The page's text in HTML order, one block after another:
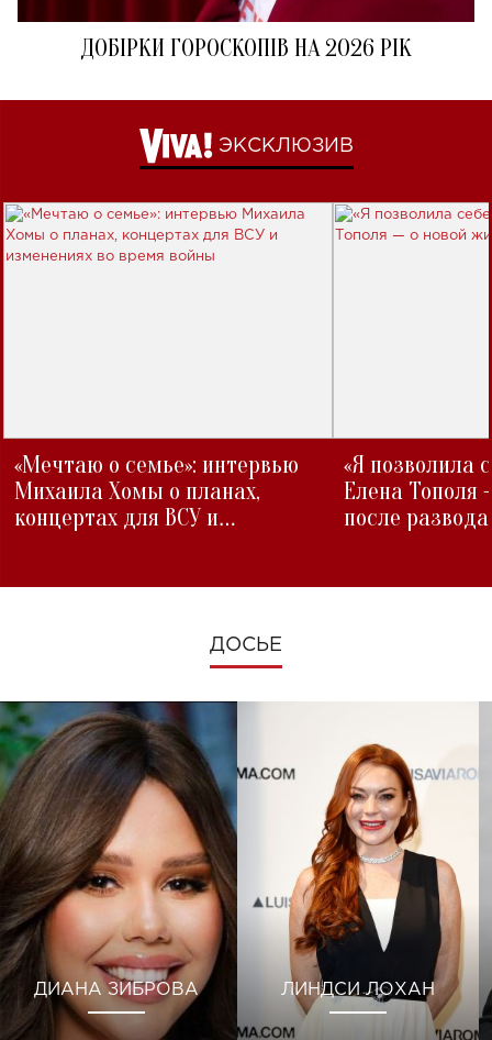
ДОБІРКИ ГОРОСКОПІВ НА 2026 РІК
ЭКСКЛЮЗИВ
«Мечтаю о семье»: интервью
Михаила Хомы о планах,
концертах для ВСУ и
«Я позволила
Елена Тополя
после развода
ДОСЬЕ
ДИАНА ЗИБРОВА ЛИНДСИ ЛОХАН